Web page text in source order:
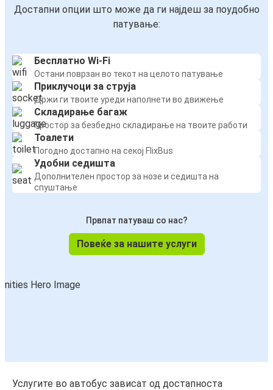
Достапни опции што може да ги најдеш за поудобно
патување:
Бесплатно Wi-Fi
Остани поврзан во текот на целото патување
Приклучоци за струја
Држи ги твоите уреди наполнети во движење
Складирање багаж
Простор за безбедно складирање на твоите работи
Тоалети
Погодно достапно на секој FlixBus
Удобни седишта
Дополнителен простор за нозе и седишта на
спуштање
Првпат патуваш со нас?
Повеќе за нашите услуги
Услугите во автобус зависат од достапноста